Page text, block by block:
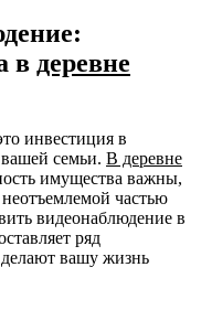
в деревне
инвестиция в
семьи. В деревне
имущества важны,
частью
видеонаблюдение в
ряд
вашу жизнь